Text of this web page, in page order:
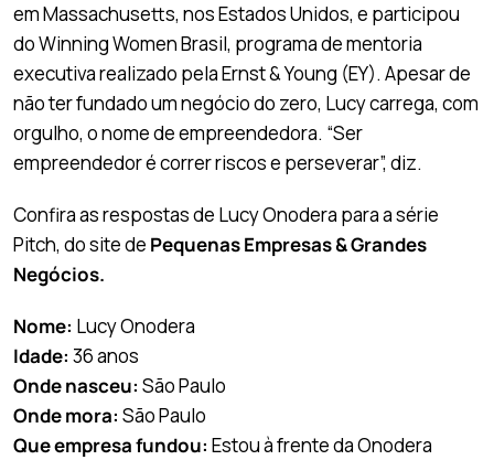
em Massachusetts, nos Estados Unidos, e participou
do Winning Women Brasil, programa de mentoria
executiva realizado pela Ernst & Young (EY). Apesar de
não ter fundado um negócio do zero, Lucy carrega, com
orgulho, o nome de empreendedora. “Ser
empreendedor é correr riscos e perseverar”, diz.
Confira as respostas de Lucy Onodera para a série
Pitch, do site de Pequenas Empresas & Grandes
Negócios.
Nome: Lucy Onodera
Idade: 36 anos
Onde nasceu: São Paulo
Onde mora: São Paulo
Que empresa fundou: Estou à frente da Onodera